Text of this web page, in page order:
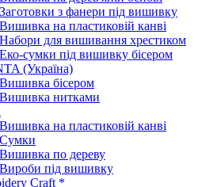
Заготовки з фанери під вишивку
Вишивка на пластиковій канві
Набори для вишивання хрестиком
Еко-сумки під вишивку бісером
(Україна)
Вишивка бісером
Вишивка нитками
Вишивка на пластиковій канві
Сумки
Вишивка по дереву
Вироби під вишивку
Craft *